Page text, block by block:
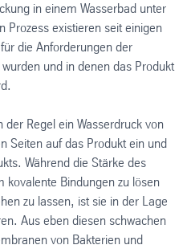
in einem Wasserbad unter
Prozess existieren seit einigen
die Anforderungen der
und in denen das Produkt
der Regel ein Wasserdruck von
Seiten auf das Produkt ein und
Während die Stärke des
kovalente Bindungen zu lösen
zu lassen, ist sie in der Lage
Aus eben diesen schwachen
von Bakterien und